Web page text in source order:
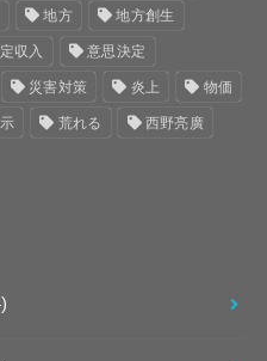
地方 地方創生
収入 意思決定
災害対策 炎上 物価
荒れる 西野亮廣